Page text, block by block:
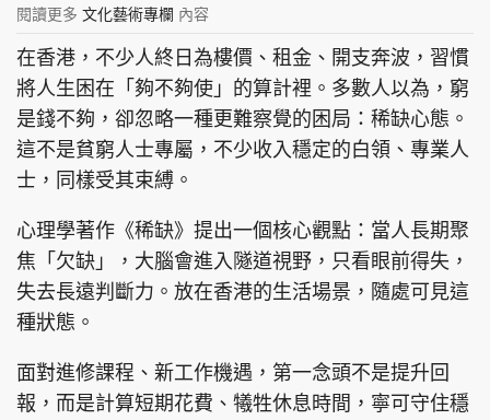
東周刊 cazbuyer 東Touch
閱讀更多 文化藝術專欄 內容
在香港，不少人終日為樓價、租金、開支奔波，習慣
將人生困在「夠不夠使」的算計裡。多數人以為，窮
是錢不夠，卻忽略一種更難察覺的困局：稀缺心態。
這不是貧窮人士專屬，不少收入穩定的白領、專業人
士，同樣受其束縛。
心理學著作《稀缺》提出一個核心觀點：當人長期聚
焦「欠缺」，大腦會進入隧道視野，只看眼前得失，
失去長遠判斷力。放在香港的生活場景，隨處可見這
種狀態。
面對進修課程、新工作機遇，第一念頭不是提升回
報，而是計算短期花費、犧牲休息時間，寧可守住穩